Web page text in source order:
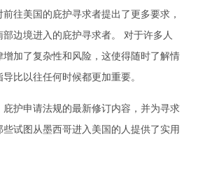
往美国的庇护寻求者提出了更多要求，
边境进入的庇护寻求者。 对于许多人
加了复杂性和风险，这使得随时了解情
比以往任何时候都更加重要。
护申请法规的最新修订内容，并为寻求
试图从墨西哥进入美国的人提供了实用